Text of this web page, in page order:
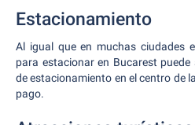
Estacionamiento
Al igual que en muchas ciudades
para estacionar en Bucarest
de estacionamiento en el centro de
pago.